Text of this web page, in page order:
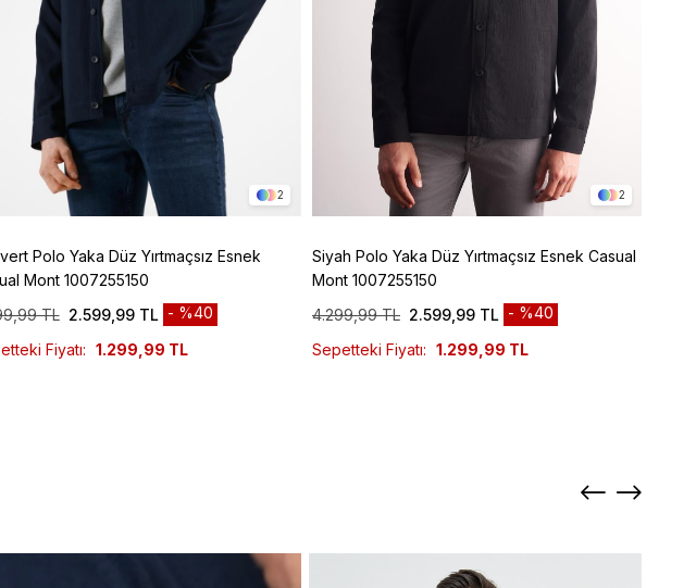
2
Polo Yaka Düz Yırtmaçsız Esnek
Mont 1007255150
TL 2.599,99 TL
%40
Fiyatı: 1.299,99 TL
2
Siyah Polo Yaka Düz Yırtmaçsız Esnek Casual
Mont 1007255150
4.299,99 TL 2.599,99 TL
%40
Sepetteki Fiyatı: 1.299,99 TL